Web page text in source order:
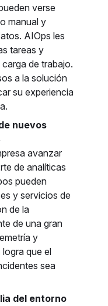
verse
manual y
AIOps les
tareas y
de trabajo.
a la solución
su experiencia
nuevos
avanzar
de analíticas
pueden
y servicios de
de la
de una gran
y
que el
sea
del entorno